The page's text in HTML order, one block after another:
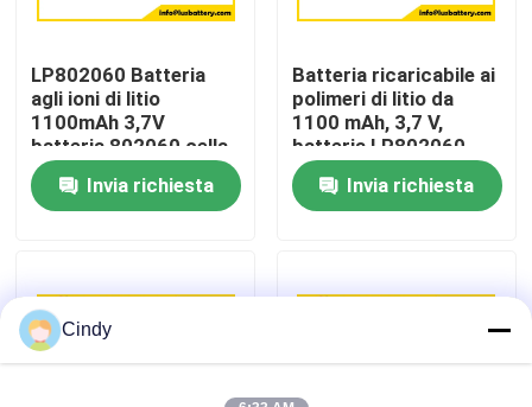
Controllo di qualità
Contattici
Notizie
Batteria del cloruro di tionile del litio
Batteria del diossido del manganese del litio
LP802060 Batteria
agli ioni di litio
1100mAh 3,7V
batteria 802060 cella
agli ioni di litio
Invia richiesta
Batteria ricaricabile ai
polimeri di litio da
1100 mAh, 3,7 V,
batteria LP802060
lipo
Invia richiesta
Cindy